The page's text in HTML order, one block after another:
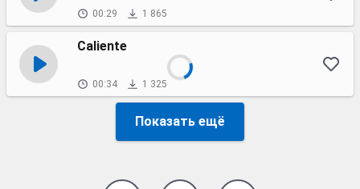
00:29 1 865
Caliente
00:34 1 325
Показать ещё